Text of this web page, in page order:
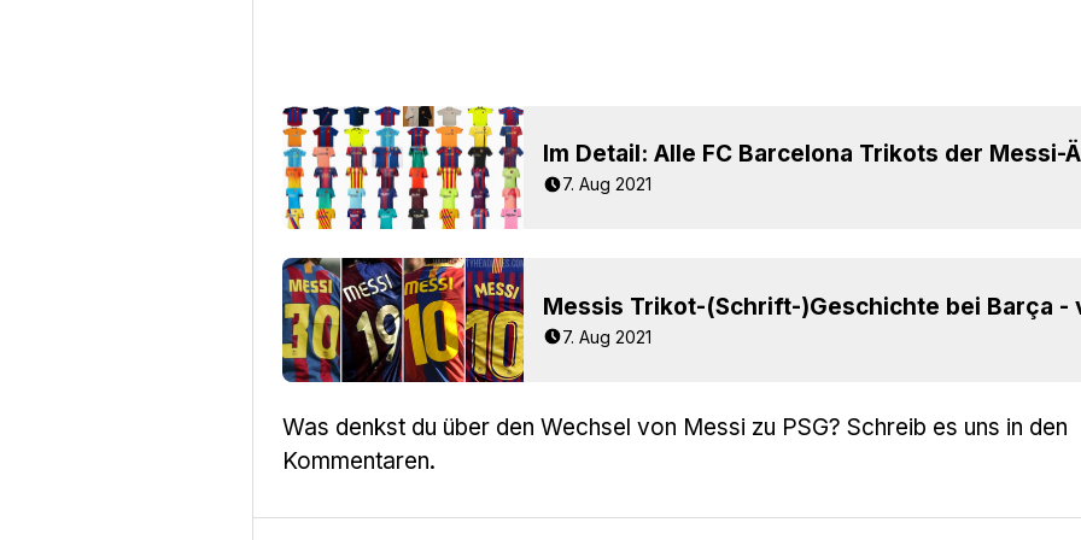
7. Aug 2021
7. Aug 2021
Was denkst du über den Wechsel von Messi zu PSG? Schreib es uns in den
Kommentaren.